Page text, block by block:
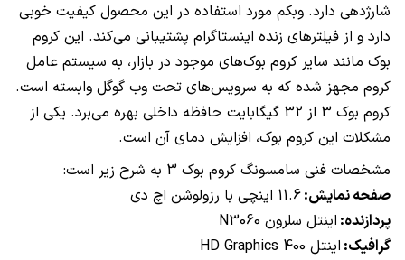
شارژدهی دارد. وبکم مورد استفاده در این محصول کیفیت خوبی
دارد و از فیلترهای زنده اینستاگرام پشتیبانی می‌کند. این کروم
بوک مانند سایر کروم بوک‌های موجود در بازار، به سیستم عامل
کروم مجهز شده که به سرویس‌های تحت وب گوگل وابسته است.
کروم بوک 3 از 32 گیگابایت حافظه داخلی بهره می‌برد. یکی از
مشکلات این کروم بوک، افزایش دمای آن است.
مشخصات فنی سامسونگ کروم بوک 3 به شرح زیر است:
صفحه نمایش:11.6 اینچی با رزولوشن اچ دی
پردازنده: اینتل سلرون N3060
گرافیک: اینتل HD Graphics 400